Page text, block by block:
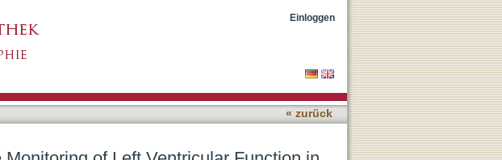
Function in Murine Models of Ischemic
MRI
Einloggen
« zurück